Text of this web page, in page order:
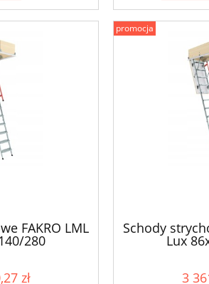
FAKRO LML
280
zł
Schody
Lux
3
promocja